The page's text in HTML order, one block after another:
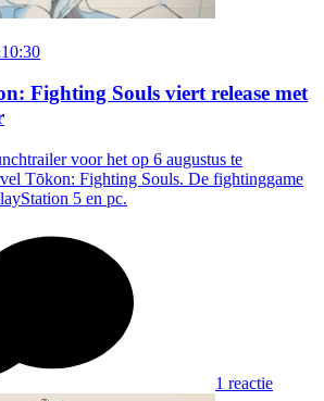
10:30
Fighting Souls viert release met
voor het op 6 augustus te
Tōkon: Fighting Souls. De fightinggame
5 en pc.
1 reactie